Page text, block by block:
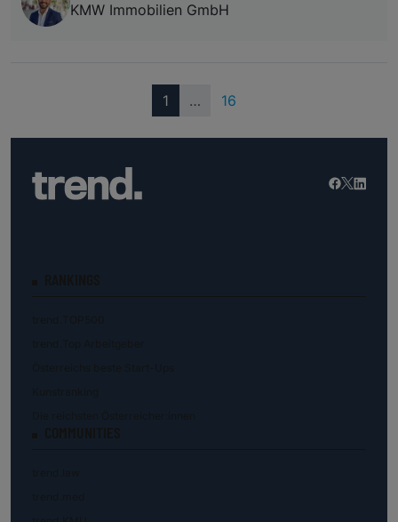
KMW Immobilien GmbH
1(current)
… 16